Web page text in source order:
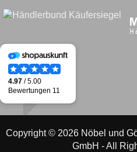
Copyright © 2026 Nöbel und
GmbH - All